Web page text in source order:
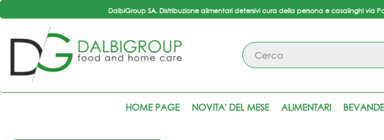
DalbiGroup SA. Distribuzione alimentari detersivi cura della persona e casalinghi via
HOME PAGE NOVITA' DEL MESE ALIMENTARI BEVANDE